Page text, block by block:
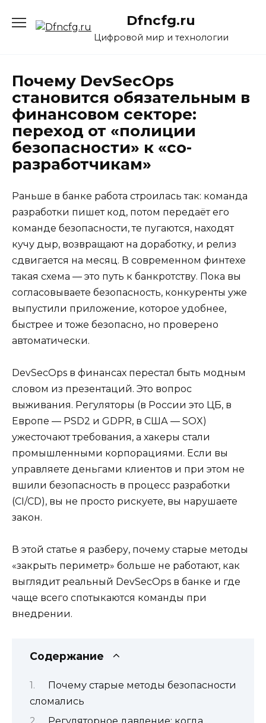
содержанию
Dfncfg.ru
Цифровой мир и технологии
Почему DevSecOps
становится обязательным в
финансовом секторе:
переход от «полиции
безопасности» к «со-
разработчикам»
Раньше в банке работа строилась так: команда
разработки пишет код, потом передаёт его
команде безопасности, те пугаются, находят
кучу дыр, возвращают на доработку, и релиз
сдвигается на месяц. В современном финтехе
такая схема — это путь к банкротству. Пока вы
согласовываете безопасность, конкуренты уже
выпустили приложение, которое удобнее,
быстрее и тоже безопасно, но проверено
автоматически.
DevSecOps в финансах перестал быть модным
словом из презентаций. Это вопрос
выживания. Регуляторы (в России это ЦБ, в
Европе — PSD2 и GDPR, в США — SOX)
ужесточают требования, а хакеры стали
промышленными корпорациями. Если вы
управляете деньгами клиентов и при этом не
вшили безопасность в процесс разработки
(CI/CD), вы не просто рискуете, вы нарушаете
закон.
В этой статье я разберу, почему старые методы
«закрыть периметр» больше не работают, как
выглядит реальный DevSecOps в банке и где
чаще всего спотыкаются команды при
внедрении.
Содержание
Почему старые методы безопасности
сломались